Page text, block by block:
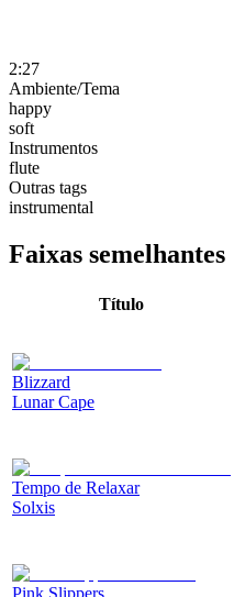
2:27
Ambiente/Tema
happy
soft
Instrumentos
flute
Outras tags
instrumental
Faixas semelhantes
Título
Blizzard
Lunar Cape
Tempo de Relaxar
Solxis
Pink Slippers